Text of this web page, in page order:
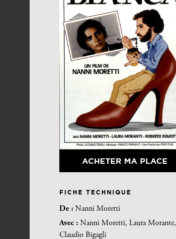
ACHETER MA PLACE
FICHE TECHNIQUE
De : Nanni Moretti
Avec : Nanni Moretti, Laura Morante,
Claudio Bigagli